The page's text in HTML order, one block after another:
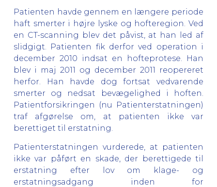
Patienten havde gennem en længere periode
haft smerter i højre lyske og hofteregion. Ved
en CT-scanning blev det påvist, at han led af
slidgigt. Patienten fik derfor ved operation i
december 2010 indsat en hofteprotese. Han
blev i maj 2011 og december 2011 reopereret
herfor. Han havde dog fortsat vedvarende
smerter og nedsat bevægelighed i hoften.
Patientforsikringen (nu Patienterstatningen)
traf afgørelse om, at patienten ikke var
berettiget til erstatning.
Patienterstatningen vurderede, at patienten
ikke var påført en skade, der berettigede til
erstatning efter lov om klage- og
erstatningsadgang inden for